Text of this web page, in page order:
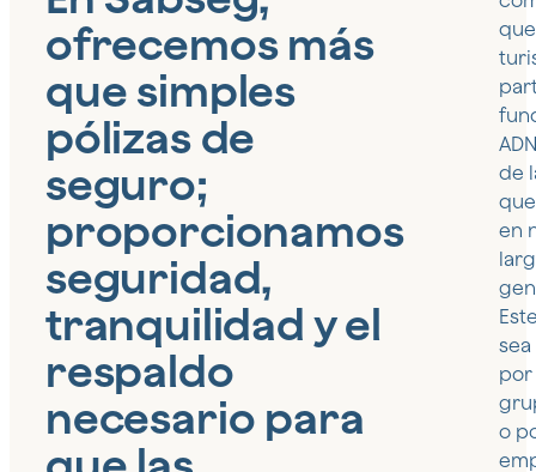
ofrecemos más
que simples
pólizas de
seguro;
proporcionamos
seguridad,
tranquilidad y el
respaldo
necesario para
de
en
por
o